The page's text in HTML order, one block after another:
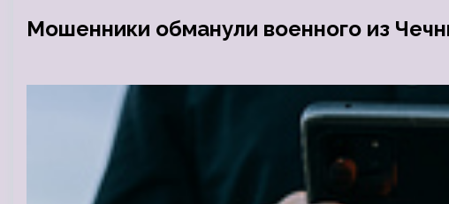
Мошенники обманули военного из